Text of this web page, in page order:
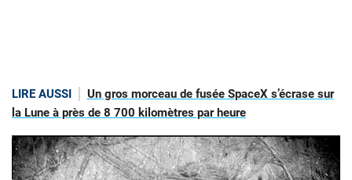
LIRE AUSSI
Un gros morceau de fusée SpaceX s’écrase sur
la Lune à près de 8 700 kilomètres par heure